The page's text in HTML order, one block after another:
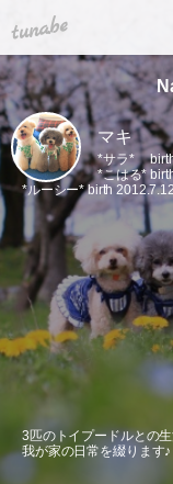
tuna.be
マキ
*サラ*
*こはる*
*ルーシー* birth
3匹のトイプードルとの生
我が家の日常を綴ります♪